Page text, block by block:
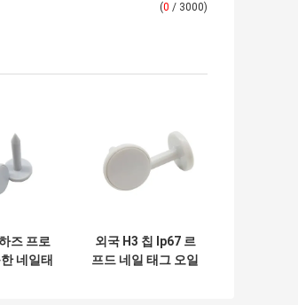
(0 / 3000)
즈 프로
네일태
외국 H3 칩 Ip67 르
프드 네일 태그 오일